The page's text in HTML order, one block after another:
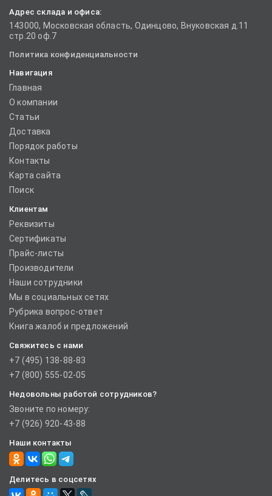
Адрес склада и офиса:
143000, Московская область, Одинцово, Внуковская д.11
стр.20 оф.7
Политика конфиденциальности
Навигация
Главная
О компании
Статьи
Доставка
Порядок работы
Контакты
Карта сайта
Поиск
Клиентам
Реквизиты
Сертификаты
Прайс-листы
Производители
Наши сотрудники
Мы в социальных сетях
Рубрика вопрос-ответ
Книга жалоб и предложений
Свяжитесь с нами
+7 (495) 138-88-83
+7 (800) 555-02-05
Недовольны работой сотрудников?
Звоните по номеру:
+7 (926) 920-43-88
Наши контакты
Делитесь в соцсетях